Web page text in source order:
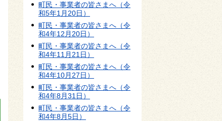
町民・事業者の皆さまへ（令
和5年1月20日）
町民・事業者の皆さまへ（令
和4年12月20日）
町民・事業者の皆さまへ（令
和4年11月21日）
町民・事業者の皆さまへ（令
和4年10月27日）
町民・事業者の皆さまへ（令
和4年8月31日）
町民・事業者の皆さまへ（令
和4年8月5日）